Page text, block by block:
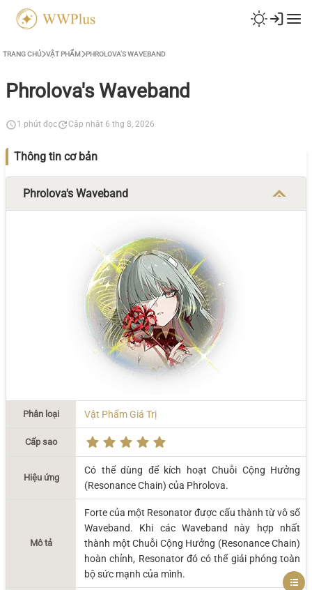
TRANG CHỦ VẬT PHẨM PHROLOVA'S WAVEBAND
Phrolova's Waveband
1 phút đọc Cập nhật 6 thg 8, 2026
Thông tin cơ bản
Phrolova's Waveband
Phân loại Vật Phẩm Giá Trị
Cấp sao
Hiệu ứng
Có thể dùng để kích hoạt Chuỗi Cộng Hưởng
(Resonance Chain) của Phrolova.
Mô tả
Forte của một Resonator được cấu thành từ vô số
Waveband. Khi các Waveband này hợp nhất
thành một Chuỗi Cộng Hưởng (Resonance Chain)
hoàn chỉnh, Resonator đó có thể giải phóng toàn
bộ sức mạnh của mình.